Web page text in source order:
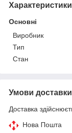
Характеристики
Основні
Виробник
Тип
Стан
Умови доставки
Доставка
Нова Пошта